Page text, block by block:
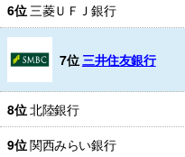
6位 三菱ＵＦＪ銀行
7位 三井住友銀行
8位北陸銀行
9位関西みらい銀行